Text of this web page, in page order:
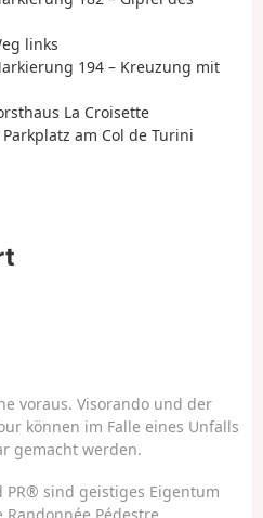
links
194 – Kreuzung mit
La Croisette
am Col de Turini
voraus. Visorando und der
können im Falle eines Unfalls
gemacht werden.
sind geistiges Eigentum